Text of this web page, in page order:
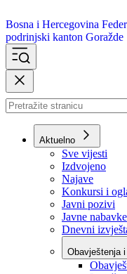
Bosna i Hercegovina
podrinjski kanton Goražde
Aktuelno
Sve vijesti
Izdvojeno
Najave
Konkursi i
Javni pozivi
Javne nabavke
Dnevni